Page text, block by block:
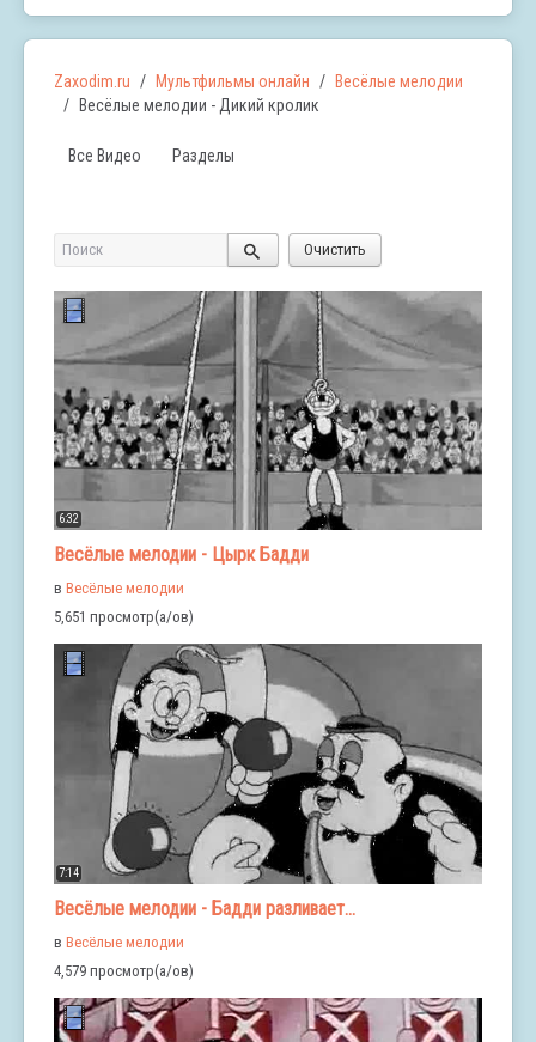
Zaxodim.ru Мультфильмы онлайн
Весёлые мелодии
Весёлые мелодии - Дикий кролик
Все Видео Разделы
Поиск Очистить
6:32
Весёлые мелодии - Цырк Бадди
в Весёлые мелодии
5,651 просмотр(а/ов)
7:14
Весёлые мелодии - Бадди разливает...
в Весёлые мелодии
4,579 просмотр(а/ов)